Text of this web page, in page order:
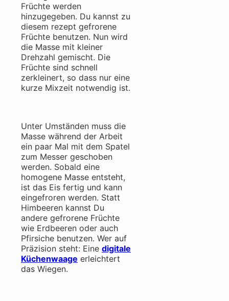
Früchte werden
hinzugegeben. Du kannst zu
diesem rezept gefrorene
Früchte benutzen. Nun wird
die Masse mit kleiner
Drehzahl gemischt. Die
Früchte sind schnell
zerkleinert, so dass nur eine
kurze Mixzeit notwendig ist.
Unter Umständen muss die
Masse während der Arbeit
ein paar Mal mit dem Spatel
zum Messer geschoben
werden. Sobald eine
homogene Masse entsteht,
ist das Eis fertig und kann
eingefroren werden. Statt
Himbeeren kannst Du
andere gefrorene Früchte
wie Erdbeeren oder auch
Pfirsiche benutzen. Wer auf
Präzision steht: Eine digitale
Küchenwaage erleichtert
das Wiegen.